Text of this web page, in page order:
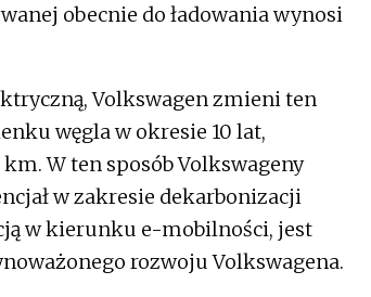
obecnie do ładowania wynosi
Volkswagen zmieni ten
węgla w okresie 10 lat,
W ten sposób Volkswageny
w zakresie dekarbonizacji
w kierunku e-mobilności, jest
rozwoju Volkswagena.